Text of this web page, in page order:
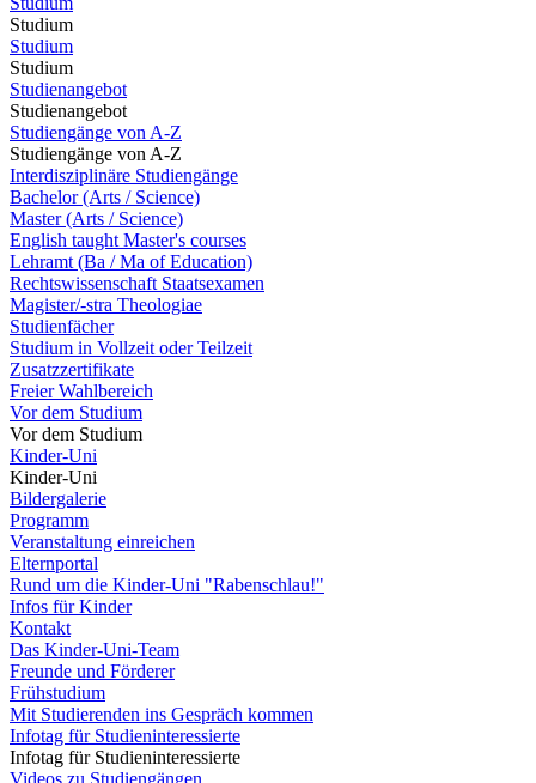
Studium
Studium
Studium
Studienangebot
Studienangebot
Studiengänge von A-Z
Studiengänge von A-Z
Interdisziplinäre Studiengänge
Bachelor (Arts / Science)
Master (Arts / Science)
English taught Master's courses
Lehramt (Ba / Ma of Education)
Rechtswissenschaft Staatsexamen
Magister/-stra Theologiae
Studienfächer
Studium in Vollzeit oder Teilzeit
Zusatzzertifikate
Freier Wahlbereich
Vor dem Studium
Vor dem Studium
Kinder-Uni
Kinder-Uni
Bildergalerie
Programm
Veranstaltung einreichen
Elternportal
Rund um die Kinder-Uni "Rabenschlau!"
Infos für Kinder
Kontakt
Das Kinder-Uni-Team
Freunde und Förderer
Frühstudium
Mit Studierenden ins Gespräch kommen
Infotag für Studieninteressierte
Infotag für Studieninteressierte
Videos zu Studiengängen